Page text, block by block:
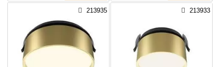
213935 213933